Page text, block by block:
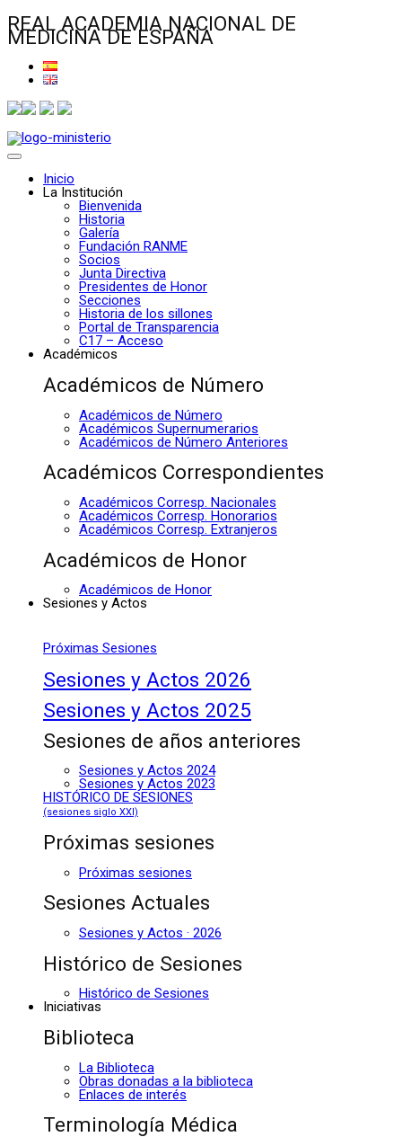
REAL ACADEMIA NACIONAL DE
MEDICINA DE ESPAÑA
Inicio
La Institución
Bienvenida
Historia
Galería
Fundación RANME
Socios
Junta Directiva
Presidentes de Honor
Secciones
Historia de los sillones
Portal de Transparencia
C17 – Acceso
Académicos
Académicos de Número
Académicos de Número
Académicos Supernumerarios
Académicos de Número Anteriores
Académicos Correspondientes
Académicos Corresp. Nacionales
Académicos Corresp. Honorarios
Académicos Corresp. Extranjeros
Académicos de Honor
Académicos de Honor
Sesiones y Actos
Próximas Sesiones
Sesiones y Actos 2026
Sesiones y Actos 2025
Sesiones de años anteriores
Sesiones y Actos 2024
Sesiones y Actos 2023
HISTÓRICO DE SESIONES
(sesiones siglo XXI)
Próximas sesiones
Próximas sesiones
Sesiones Actuales
Sesiones y Actos · 2026
Histórico de Sesiones
Histórico de Sesiones
Iniciativas
Biblioteca
La Biblioteca
Obras donadas a la biblioteca
Enlaces de interés
Terminología Médica